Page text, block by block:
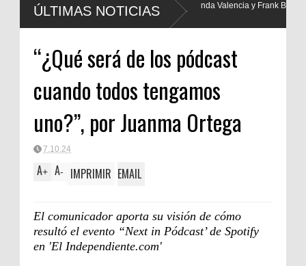
ÚLTIMAS NOTICIAS
Valencia y Frank Blanco regresan a
“¿Qué será de los pódcast
cuando todos tengamos
uno?”, por Juanma Ortega
7.10.24
A+ A- IMPRIMIR EMAIL
El comunicador aporta su visión de cómo
resultó el evento “Next in Pódcast’ de Spotify
en 'El Independiente.com'